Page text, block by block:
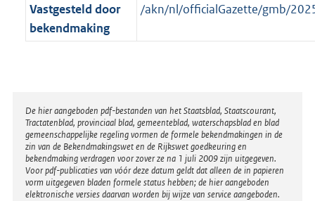
Vastgesteld door
bekendmaking
/akn/nl/officialGazette/gmb/
Disclaimer
De hier aangeboden pdf-bestanden van het Staatsblad, Staatscourant,
Tractatenblad, provinciaal blad, gemeenteblad, waterschapsblad en blad
gemeenschappelijke regeling vormen de formele bekendmakingen in de
zin van de Bekendmakingswet en de Rijkswet goedkeuring en
bekendmaking verdragen voor zover ze na 1 juli 2009 zijn uitgegeven.
Voor pdf-publicaties van vóór deze datum geldt dat alleen de in papieren
vorm uitgegeven bladen formele status hebben; de hier aangeboden
elektronische versies daarvan worden bij wijze van service aangeboden.